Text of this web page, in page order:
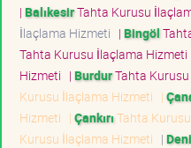
| BalıkesirTahta Kurusu
İlaçlama Hizmeti | Bingöl
Tahta Kurusu İlaçlama Hizmeti
Hizmeti | BurdurTahta
Kurusu İlaçlama Hizmeti |
Hizmeti | ÇankırıTahta
Kurusu İlaçlama Hizmeti |